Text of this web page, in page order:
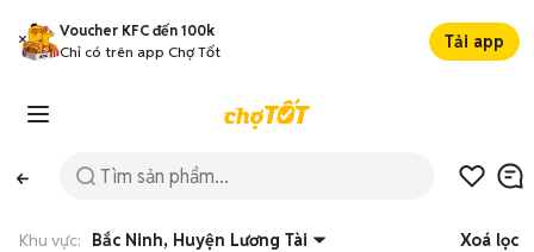
Voucher KFC đến 100k
Chỉ có trên app Chợ Tốt
Tải app
Khu vực: Bắc Ninh, Huyện Lương Tài Xoá lọc